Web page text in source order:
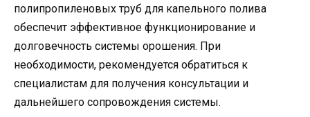
полипропиленовых труб для капельного полива
обеспечит эффективное функционирование и
долговечность системы орошения. При
необходимости, рекомендуется обратиться к
специалистам для получения консультации и
дальнейшего сопровождения системы.